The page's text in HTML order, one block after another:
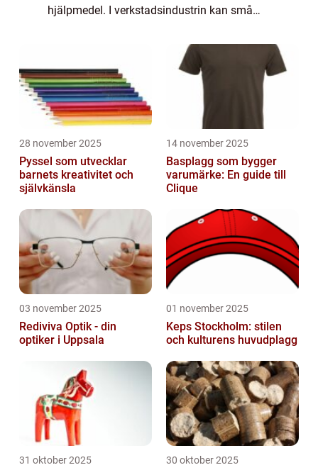
hjälpmedel. I verkstadsindustrin kan små
28 november 2025
Pyssel som utvecklar
barnets kreativitet och
självkänsla
14 november 2025
Basplagg som bygger
varumärke: En guide till
Clique
03 november 2025
Rediviva Optik - din
optiker i Uppsala
01 november 2025
Keps Stockholm: stilen
och kulturens huvudplagg
31 oktober 2025 30 oktober 2025